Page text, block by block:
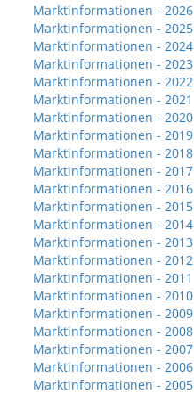
Marktinformationen - 2026
Marktinformationen - 2025
Marktinformationen - 2024
Marktinformationen - 2023
Marktinformationen - 2022
Marktinformationen - 2021
Marktinformationen - 2020
Marktinformationen - 2019
Marktinformationen - 2018
Marktinformationen - 2017
Marktinformationen - 2016
Marktinformationen - 2015
Marktinformationen - 2014
Marktinformationen - 2013
Marktinformationen - 2012
Marktinformationen - 2011
Marktinformationen - 2010
Marktinformationen - 2009
Marktinformationen - 2008
Marktinformationen - 2007
Marktinformationen - 2006
Marktinformationen - 2005